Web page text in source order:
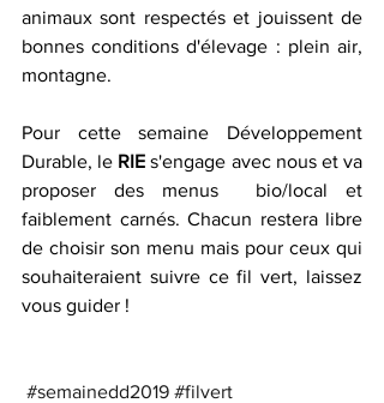
animaux sont respectés et jouissent de
bonnes conditions d'élevage : plein air,
montagne.
Pour cette semaine Développement
Durable, le RIE s'engage avec nous et va
proposer des menus  bio/local et
faiblement carnés. Chacun restera libre
de choisir son menu mais pour ceux qui
souhaiteraient suivre ce fil vert, laissez
vous guider !
#semainedd2019 #filvert